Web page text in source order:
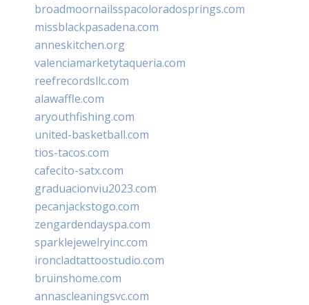
broadmoornailsspacoloradosprings.com
missblackpasadena.com
anneskitchen.org
valenciamarketytaqueria.com
reefrecordsllc.com
alawaffle.com
aryouthfishing.com
united-basketball.com
tios-tacos.com
cafecito-satx.com
graduacionviu2023.com
pecanjackstogo.com
zengardendayspa.com
sparklejewelryinc.com
ironcladtattoostudio.com
bruinshome.com
annascleaningsvc.com